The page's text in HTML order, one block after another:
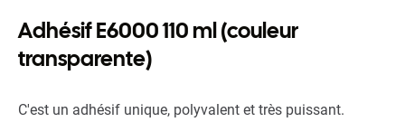
Adhésif E6000 110 ml (couleur
transparente)
C'est un adhésif unique, polyvalent et très puissant.